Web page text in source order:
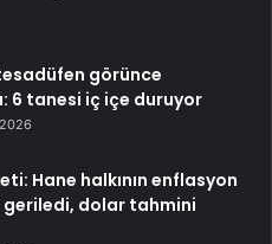
görünce
6 tanesi iç içe duruyor
Hane halkının enflasyon
dolar tahmini